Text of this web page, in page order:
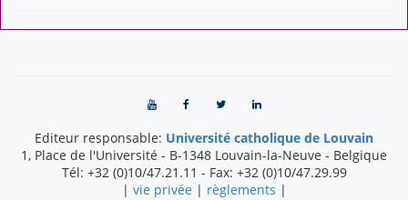
Editeur responsable: Université catholique de Louvain
1, Place de l'Université - B-1348 Louvain-la-Neuve - Belgique
Tél: +32 (0)10/47.21.11 - Fax: +32 (0)10/47.29.99
| vie privée | règlements |